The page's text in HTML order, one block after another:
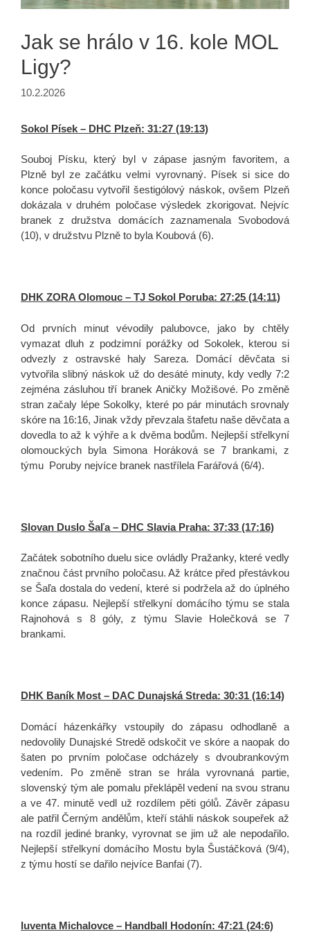
Jak se hrálo v 16. kole MOL
Ligy?
10.2.2026
Sokol Písek – DHC Plzeň: 31:27 (19:13)
Souboj Písku, který byl v zápase jasným favoritem, a
Plzně byl ze začátku velmi vyrovnaný. Písek si sice do
konce poločasu vytvořil šestigólový náskok, ovšem Plzeň
dokázala v druhém poločase výsledek zkorigovat. Nejvíc
branek z družstva domácích zaznamenala Svobodová
(10), v družstvu Plzně to byla Koubová (6).
DHK ZORA Olomouc – TJ Sokol Poruba: 27:25 (14:11)
Od prvních minut vévodily palubovce, jako by chtěly
vymazat dluh z podzimní porážky od Sokolek, kterou si
odvezly z ostravské haly Sareza. Domácí děvčata si
vytvořila slibný náskok už do desáté minuty, kdy vedly 7:2
zejména zásluhou tří branek Aničky Možišové. Po změně
stran začaly lépe Sokolky, které po pár minutách srovnaly
skóre na 16:16, Jinak vždy převzala štafetu naše děvčata a
dovedla to až k výhře a k dvěma bodům. Nejlepší střelkyní
olomouckých byla Simona Horáková se 7 brankami, z
týmu Poruby nejvíce branek nastřílela Farářová (6/4).
Slovan Duslo Šaľa – DHC Slavia Praha: 37:33 (17:16)
Začátek sobotního duelu sice ovládly Pražanky, které vedly
značnou část prvního poločasu. Až krátce před přestávkou
se Šaľa dostala do vedení, které si podržela až do úplného
konce zápasu. Nejlepší střelkyní domácího týmu se stala
Rajnohová s 8 góly, z týmu Slavie Holečková se 7
brankami.
DHK Baník Most – DAC Dunajská Streda: 30:31 (16:14)
Domácí házenkářky vstoupily do zápasu odhodlaně a
nedovolily Dunajské Stredě odskočit ve skóre a naopak do
šaten po prvním poločase odcházely s dvoubrankovým
vedením. Po změně stran se hrála vyrovnaná partie,
slovenský tým ale pomalu překlápěl vedení na svou stranu
a ve 47. minutě vedl už rozdílem pěti gólů. Závěr zápasu
ale patřil Černým andělům, kteří stáhli náskok soupeřek až
na rozdíl jediné branky, vyrovnat se jim už ale nepodařilo.
Nejlepší střelkyní domácího Mostu byla Šustáčková (9/4),
z týmu hostí se dařilo nejvíce Banfai (7).
Iuventa Michalovce – Handball Hodonín: 47:21 (24:6)